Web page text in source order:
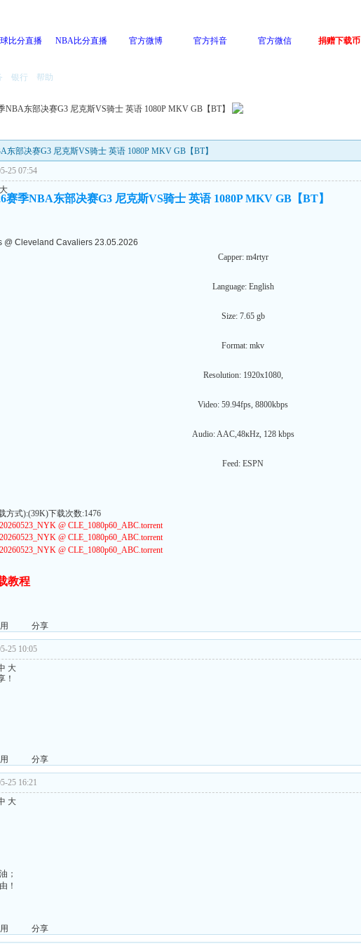
比分直播 NBA比分直播 官方微博 官方抖音 官方微信 捐赠下载币
银行 帮助
NBA东部决赛G3 尼克斯VS骑士 英语 1080P MKV GB【BT】
东部决赛G3 尼克斯VS骑士 英语 1080P MKV GB【BT】
25 07:54
大
赛季NBA东部决赛G3 尼克斯VS骑士 英语 1080P MKV GB【BT】
@ Cleveland Cavaliers 23.05.2026
Capper: m4rtyr
Language: English
Size: 7.65 gb
Format: mkv
Resolution: 1920x1080,
Video: 59.94fps, 8800kbps
Audio: AAC,48кHz, 128 kbps
Feed: ESPN
方式):(39K)下载次数:1476
@ CLE_1080p60_ABC.torrent
@ CLE_1080p60_ABC.torrent
@ CLE_1080p60_ABC.torrent
教程
分享
25 10:05
大
！
分享
25 16:21
大
；
！
分享